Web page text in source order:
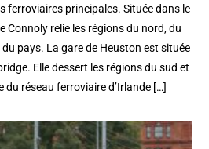
ferroviaires principales. Située dans le
Connoly relie les régions du nord, du
pays. La gare de Heuston est située
Elle dessert les régions du sud et
du réseau ferroviaire d’Irlande […]